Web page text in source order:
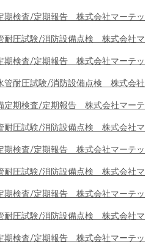
期検査/定期報告 株式会社マーテッ
耐圧試験/消防設備点検 株式会社マ
期検査/定期報告 株式会社マーテッ
管耐圧試験/消防設備点検 株式会社
定期検査/定期報告 株式会社マーテ
耐圧試験/消防設備点検 株式会社マ
期検査/定期報告 株式会社マーテッ
耐圧試験/消防設備点検 株式会社マ
期検査/定期報告 株式会社マーテッ
耐圧試験/消防設備点検 株式会社マ
期検査/定期報告 株式会社マーテッ